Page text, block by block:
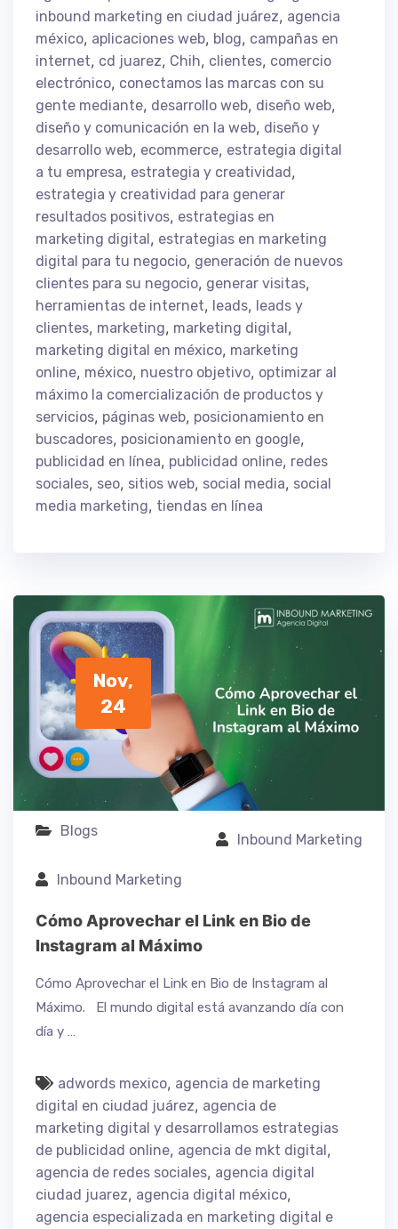
inbound marketing en ciudad juárez, agencia
méxico, aplicaciones web, blog, campañas en
internet, cd juarez, Chih, clientes, comercio
electrónico, conectamos las marcas con su
gente mediante, desarrollo web, diseño web,
diseño y comunicación en la web, diseño y
desarrollo web, ecommerce, estrategia digital
a tu empresa, estrategia y creatividad ,
estrategia y creatividad para generar
resultados positivos, estrategias en
marketing digital , estrategias en marketing
digital para tu negocio, generación de nuevos
clientes para su negocio, generar visitas,
herramientas de internet, leads, leads y
clientes, marketing, marketing digital ,
marketing digital en méxico, marketing
online, méxico, nuestro objetivo, optimizar al
máximo la comercialización de productos y
servicios, páginas web, posicionamiento en
buscadores, posicionamiento en google,
publicidad en línea, publicidad online, redes
sociales, seo, sitios web, social media, social
media marketing, tiendas en línea
Nov,
24
Blogs
Inbound Marketing
Inbound Marketing
Cómo Aprovechar el Link en Bio de
Instagram al Máximo
Cómo Aprovechar el Link en Bio de Instagram al
Máximo. El mundo digital está avanzando día con
día y …
adwords mexico, agencia de marketing
digital en ciudad juárez, agencia de
marketing digital y desarrollamos estrategias
de publicidad online, agencia de mkt digital,
agencia de redes sociales, agencia digital
ciudad juarez, agencia digital méxico,
agencia especializada en marketing digital e